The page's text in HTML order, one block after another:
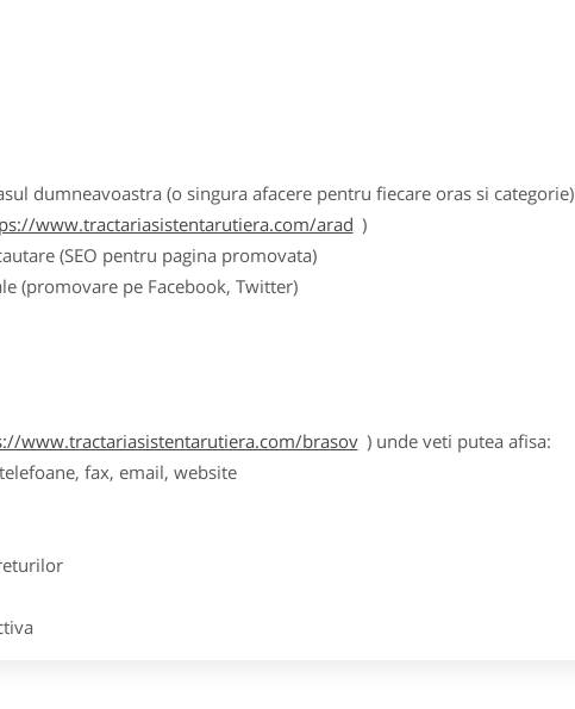
dumneavoastra (o singura afacere pentru fiecare oras si categorie)
www.tractariasistentarutiera.com/arad )
(SEO pentru pagina promovata)
(promovare pe Facebook, Twitter)
www.tractariasistentarutiera.com/brasov ) unde veti putea afisa:
fax, email, website